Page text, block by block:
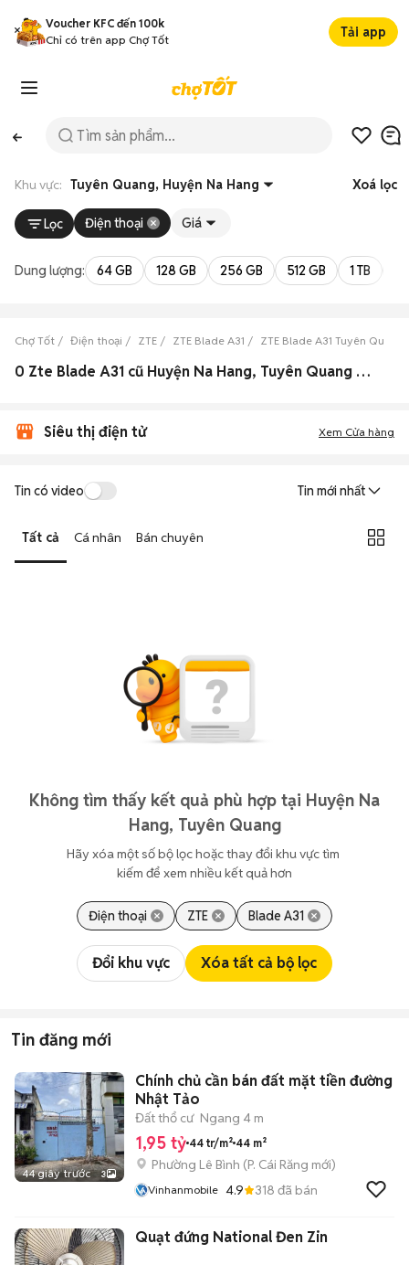
Voucher KFC đến 100k
Chỉ có trên app Chợ Tốt
Tải app
Khu vực: Tuyên Quang, Huyện Na Hang Xoá lọc
Lọc Điện thoại Giá
Dung lượng: 64 GB 128 GB 256 GB 512 GB 1 TB
Chợ Tốt Điện thoại ZTE ZTE Blade A31 ZTE Blade A31 Tuyên Quang
0 Zte Blade A31 cũ Huyện Na Hang, Tuyên Quang đẹp
Siêu thị điện tử Xem Cửa hàng
Tin có video Tin mới nhất
Tất cả Cá nhân Bán chuyên
Không tìm thấy kết quả phù hợp tại Huyện Na
Hang, Tuyên Quang
Hãy xóa một số bộ lọc hoặc thay đổi khu vực tìm
kiếm để xem nhiều kết quả hơn
Điện thoại ZTE Blade A31
Đổi khu vực Xóa tất cả bộ lọc
Tin đăng mới
44 giây trước 3
Chính chủ cần bán đất mặt tiền đường
Nhật Tảo
Đất thổ cư Ngang 4 m
1,95 tỷ 44 tr/m² 44 m²
Phường Lê Bình (P. Cái Răng mới)
Vinhanmobile 4.9 318 đã bán
Quạt đứng National Đen Zin